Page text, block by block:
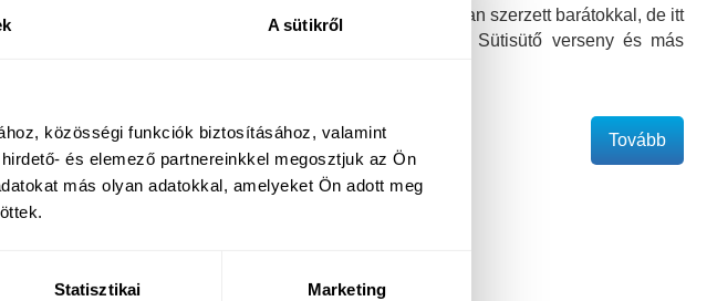
A sütikről
közösségi funkciók biztosításához, valamint
és elemező partnereinkkel megosztjuk az Ön
más olyan adatokkal, amelyeket Ön adott meg
Statisztikai Marketing
hogy segítsünk táborozóinkat kapcsolatban maradni a táborban szerzett barátokkal, de itt
lesznek még a Funside Csapat tanárai is! Ezúttal is lesz Sütisütő verseny és más
Tovább